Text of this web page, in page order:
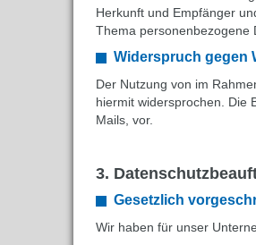
Herkunft und Empfänger
Thema personenbezogene
Widerspruch gegen
Der Nutzung von im
hiermit widersprochen. Die
Mails, vor.
3.
Gesetzlich
Wir haben für unser